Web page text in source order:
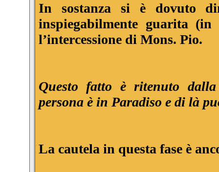
In sostanza si è dovuto
inspiegabilmente guarita
l’intercessione di Mons. Pio.
Questo fatto è ritenuto
persona è in Paradiso e di là
La cautela in questa fase è